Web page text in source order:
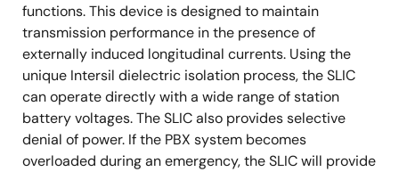
functions. This device is designed to maintain
transmission performance in the presence of
externally induced longitudinal currents. Using the
unique Intersil dielectric isolation process, the SLIC
can operate directly with a wide range of station
battery voltages. The SLIC also provides selective
denial of power. If the PBX system becomes
overloaded during an emergency, the SLIC will provide